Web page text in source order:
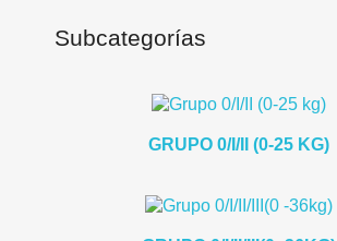
Subcategorías
GRUPO 0/I/II (0-25 KG)